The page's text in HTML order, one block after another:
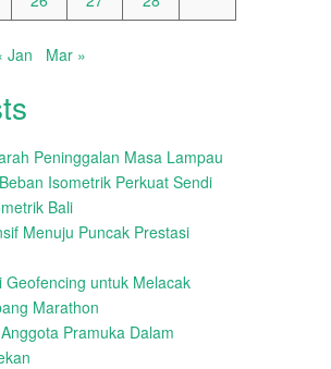
Jan Mar »
Peninggalan Masa Lampau
Isometrik Perkuat Sendi
Bali
Menuju Puncak Prestasi
Geofencing untuk Melacak
Marathon
Pramuka Dalam